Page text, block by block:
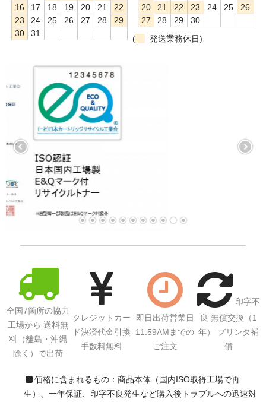
16
17 18 19 20 21
22
23
24 25 26 27 28
29
30
31
20
21 22 23 24 25
26
27
28 29
30
(
発送業務休日)
全国7箇所の協力
工場から 送料無
料（離島・沖縄
除く）で出荷
クレジットカー
ド決済代金引換
手数料無料
即日出荷営業日
11:59AMまでの
ご注文
印字不
良 無償交換（1
年） プリンタ補
償
価格に含まれるもの：商品本体（国内ISO取得工場で再
生）、一年保証、印字不良発生など購入後トラブルへの迅速対